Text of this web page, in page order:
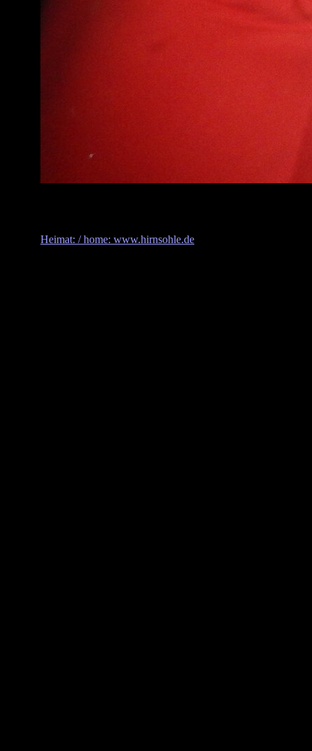
Heimat: / home: www.hirnsohle.de